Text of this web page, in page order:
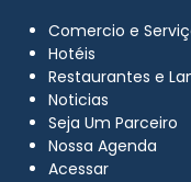
Comercio e
Hotéis
Restaurantes e
Noticias
Seja Um Parceiro
Nossa Agenda
Acessar